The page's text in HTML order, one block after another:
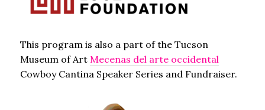
This program is also a part of the Tucson
Museum of Art Mecenas del arte occidental
Cowboy Cantina Speaker Series and Fundraiser.